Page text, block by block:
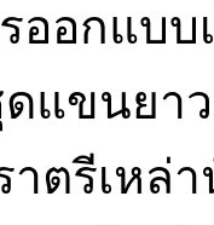
ออกแบบ
แขนยา
ตรีเหล่